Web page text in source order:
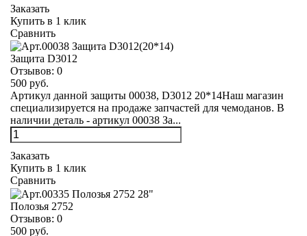
Заказать
Купить в 1 клик
Сравнить
Защита D3012
Отзывов: 0
500 руб.
Артикул данной защиты 00038, D3012 20*14Наш магазин
специализируется на продаже запчастей для чемоданов. В
наличии деталь - артикул 00038 За...
Заказать
Купить в 1 клик
Сравнить
Полозья 2752
Отзывов: 0
500 руб.